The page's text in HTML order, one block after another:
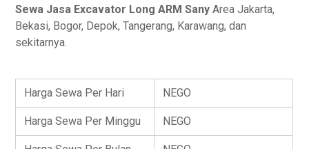
Sewa Jasa Excavator Long ARM Sany Area Jakarta,
Bekasi, Bogor, Depok, Tangerang, Karawang, dan
sekitarnya.
Harga Sewa Per Hari NEGO
Harga Sewa Per Minggu NEGO